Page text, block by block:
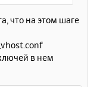
что на этом шаге
в нем